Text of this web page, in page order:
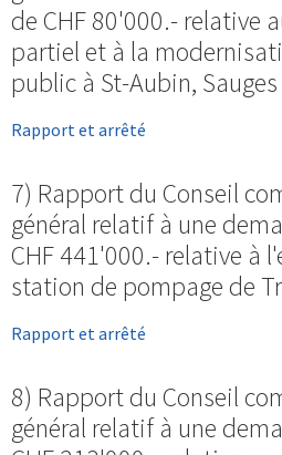
de CHF 80'000.- relative
partiel et à la
public à St-Aubin,
Rapport et arrêté
7) Rapport du Conseil
général relatif à une
CHF 441'000.- relative à
station de pompage de
Rapport et arrêté
8) Rapport du Conseil
général relatif à une